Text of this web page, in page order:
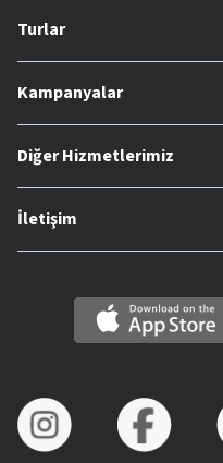
Turlar
Kampanyalar
Diğer Hizmetlerimiz
İletişim